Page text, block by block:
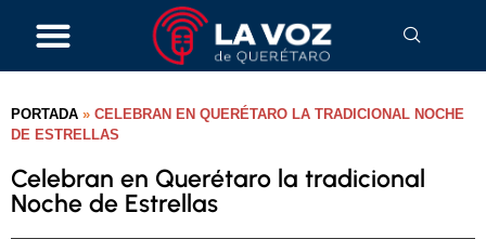
PORTADA » CELEBRAN EN QUERÉTARO LA TRADICIONAL NOCHE
DE ESTRELLAS
Celebran en Querétaro la tradicional
Noche de Estrellas